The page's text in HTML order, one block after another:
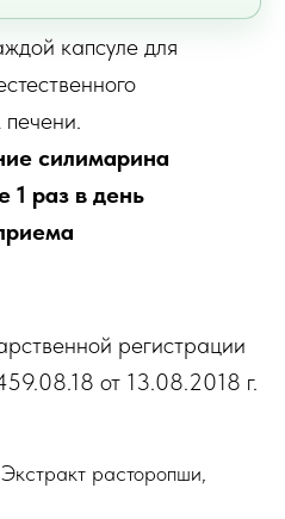
капсуле для
печени.
силимарина
1 раз в день
регистрации
от 13.08.2018 г.
расторопши,